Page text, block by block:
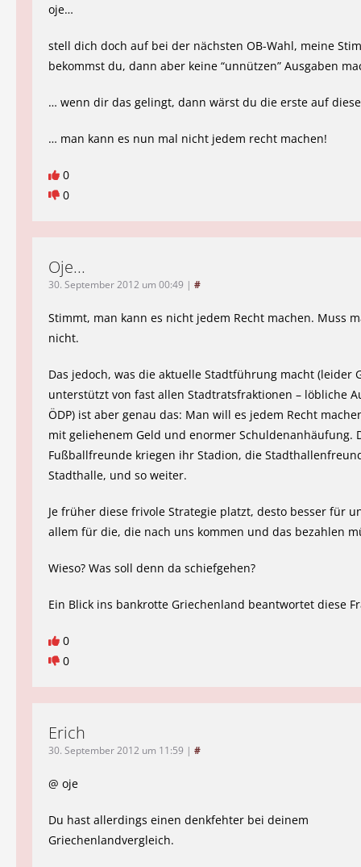
oje…
stell dich doch auf bei der nächsten OB-Wahl, meine
bekommst du, dann aber keine “unnützen” Ausgaben
… wenn dir das gelingt, dann wärst du die erste auf
… man kann es nun mal nicht jedem recht machen!
0
0
Oje...
30. September 2012 um 00:49 | #
Stimmt, man kann es nicht jedem Recht machen. Muss
nicht.
Das jedoch, was die aktuelle Stadtführung macht (leider
unterstützt von fast allen Stadtratsfraktionen – löbliche
ÖDP) ist aber genau das: Man will es jedem Recht
mit geliehenem Geld und enormer Schuldenanhäufung.
Fußballfreunde kriegen ihr Stadion, die
Stadthalle, und so weiter.
Je früher diese frivole Strategie platzt, desto besser für
allem für die, die nach uns kommen und das bezahlen
Wieso? Was soll denn da schiefgehen?
Ein Blick ins bankrotte Griechenland beantwortet diese
0
0
Erich
30. September 2012 um 11:59 | #
@ oje
Du hast allerdings einen denkfehter bei deinem
Griechenlandvergleich.